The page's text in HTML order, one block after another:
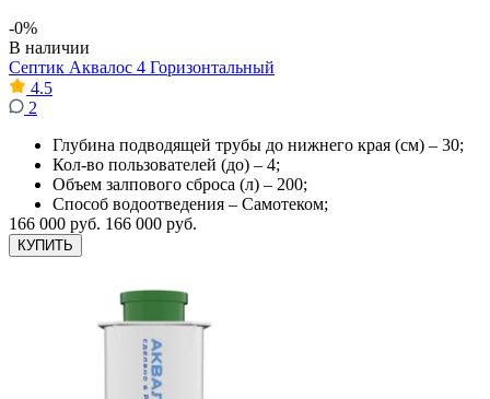
-0%
В наличии
Септик Аквалос 4 Горизонтальный
4.5
2
Глубина подводящей трубы до нижнего края (см) – 30;
Кол-во пользователей (до) – 4;
Объем залпового сброса (л) – 200;
Способ водоотведения – Самотеком;
166 000 руб. 166 000 руб.
КУПИТЬ